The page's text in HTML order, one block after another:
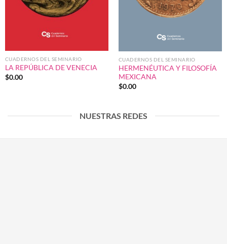
CUADERNOS DEL SEMINARIO
LA REPÚBLICA DE VENECIA
$0.00
CUADERNOS DEL SEMINARIO
HERMENÉUTICA Y FILOSOFÍA
MEXICANA
$0.00
NUESTRAS REDES